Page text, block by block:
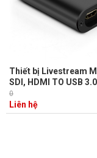
Thiết bị Livestream
SDI, HDMI TO USB 3.0
0
Liên hệ